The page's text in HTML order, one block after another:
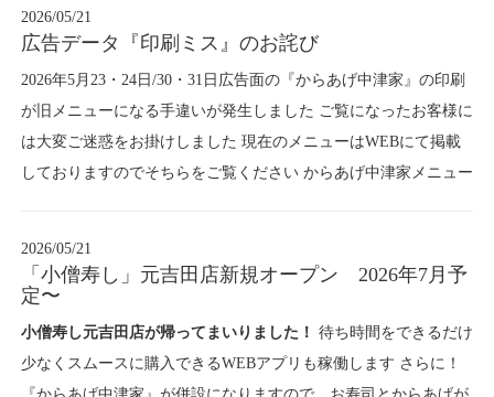
2026/05/21
広告データ『印刷ミス』のお詫び
2026年5月23・24日/30・31日広告面の『からあげ中津家』の印刷
が旧メニューになる手違いが発生しました ご覧になったお客様に
は大変ご迷惑をお掛けしました 現在のメニューはWEBにて掲載
しておりますのでそちらをご覧ください からあげ中津家メニュー
2026/05/21
「小僧寿し」元吉田店新規オープン 2026年7月予
定〜
小僧寿し元吉田店が帰ってまいりました！ 待ち時間をできるだけ
少なくスムースに購入できるWEBアプリも稼働します さらに！